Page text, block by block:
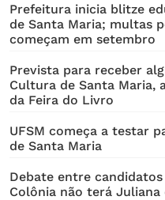
Prefeitura inicia blitze
de Santa Maria; multas
começam em setembro
Prevista para receber
Cultura de Santa Maria,
da Feira do Livro
UFSM começa a testar
de Santa Maria
Debate entre
Colônia não terá